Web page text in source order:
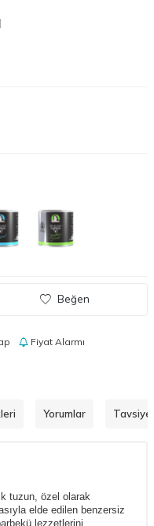
Beğen
Fiyat Alarmı
Yorumlar Tavsiye
tuzun, özel olarak
elde edilen benzersiz
lezzetlerini